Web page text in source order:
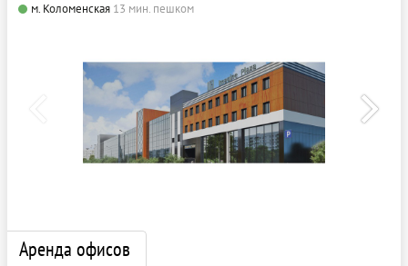
м. Коломенская 13 мин. пешком
Аренда офисов